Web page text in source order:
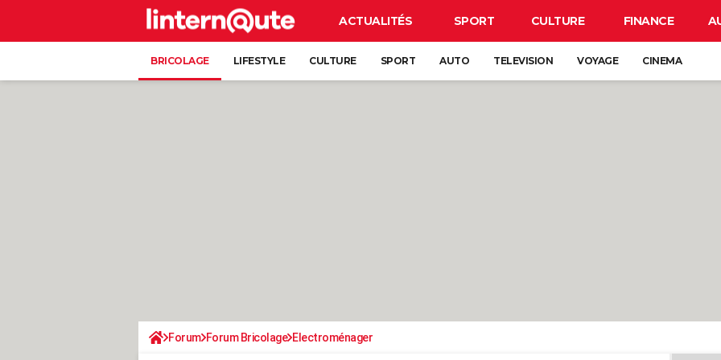
ACTUALITÉS SPORT CULTURE FINANCE
BRICOLAGE LIFESTYLE CULTURE SPORT AUTO TELEVISION VOYAGE CINEMA
Forum Forum Bricolage Electroménager